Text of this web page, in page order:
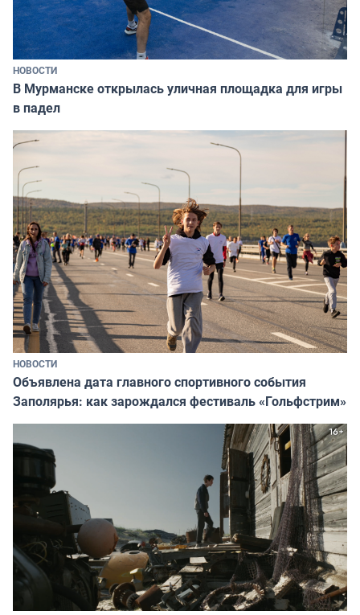
НОВОСТИ
В Мурманске открылась уличная площадка для игры
в падел
НОВОСТИ
Объявлена дата главного спортивного события
Заполярья: как зарождался фестиваль «Гольфстрим»